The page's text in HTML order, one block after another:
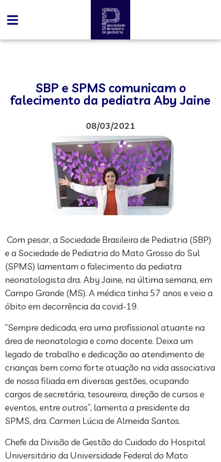
SBP e SPMS comunicam o
falecimento da pediatra Aby Jaine
08/03/2021
Com pesar, a Sociedade Brasileira de Pediatria (SBP)
e a Sociedade de Pediatria do Mato Grosso do Sul
(SPMS) lamentam o falecimento da pediatra
neonatologista dra. Aby Jaine, na última semana, em
Campo Grande (MS). A médica tinha 57 anos e veio a
óbito em decorrência da covid-19.
“Sempre dedicada, era uma profissional atuante na
área de neonatologia e como docente. Deixa um
legado de trabalho e dedicação ao atendimento de
crianças bem como forte atuação na vida associativa
de nossa filiada em diversas gestões, ocupando
cargos de secretária, tesoureira, direção de cursos e
eventos, entre outros”, lamenta a presidente da
SPMS, dra. Carmen Lúcia de Almeida Santos.
Chefe da Divisão de Gestão do Cuidado do Hospital
Universitário da Universidade Federal do Mato